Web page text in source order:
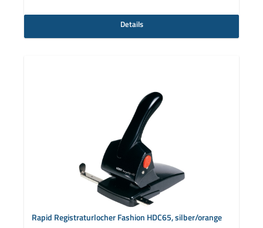
Details
Rapid Registraturlocher Fashion HDC65, silber/orange